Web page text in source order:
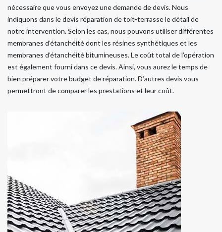
nécessaire que vous envoyez une demande de devis. Nous
indiquons dans le devis réparation de toit-terrasse le détail de
notre intervention. Selon les cas, nous pouvons utiliser différentes
membranes d’étanchéité dont les résines synthétiques et les
membranes d’étanchéité bitumineuses. Le coût total de l’opération
est également fourni dans ce devis. Ainsi, vous aurez le temps de
bien préparer votre budget de réparation. D’autres devis vous
permettront de comparer les prestations et leur coût.